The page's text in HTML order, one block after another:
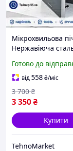
Мікрохвильова
Нержавіюча
Мікрохвильовка
Електронне
рівнів потужності з
дисплеєм
Готово до
від558₴/міс
3 350₴
3 700 ₴
Купити
TehnoMarket